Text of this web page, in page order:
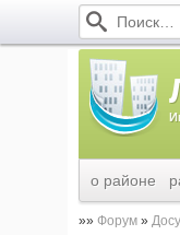
о районе
Форум